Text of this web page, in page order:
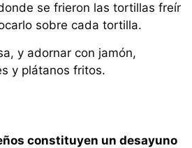
se frieron las tortillas freír
sobre cada tortilla.
y adornar con jamón,
y plátanos fritos.
constituyen un desayuno